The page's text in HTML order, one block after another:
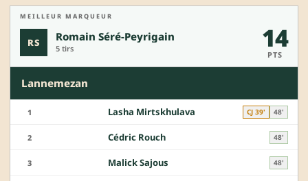
MEILLEUR MARQUEUR
RS Romain Séré-Peyrigain
5 tirs 14
PTS
Lannemezan
1 Lasha Mirtskhulava CJ 39' 48'
2 Cédric Rouch 48'
3 Malick Sajous 48'